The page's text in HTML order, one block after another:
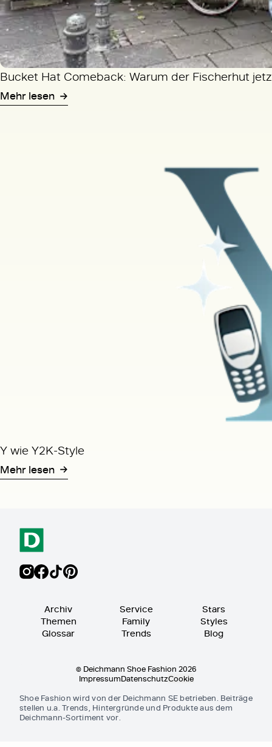
Bucket Hat Comeback: Warum der Fischerhut
Mehr lesen
Y wie Y2K-Style
Mehr lesen
Archiv
Themen
Glossar
Service
Family
Trends
Stars
Styles
Blog
© Deichmann Shoe Fashion 2026
ImpressumDatenschutzCookie
Shoe Fashion wird von der Deichmann SE betrieben. Beiträge
stellen u.a. Trends, Hintergründe und Produkte aus dem
Deichmann-Sortiment vor.